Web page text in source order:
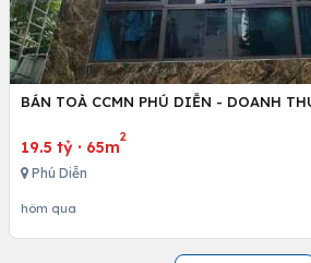
BÁN TOÀ CCMN PHÚ DIỄN - DOANH
19.5 tỷ · 65m
2
Phú Diễn
hôm qua